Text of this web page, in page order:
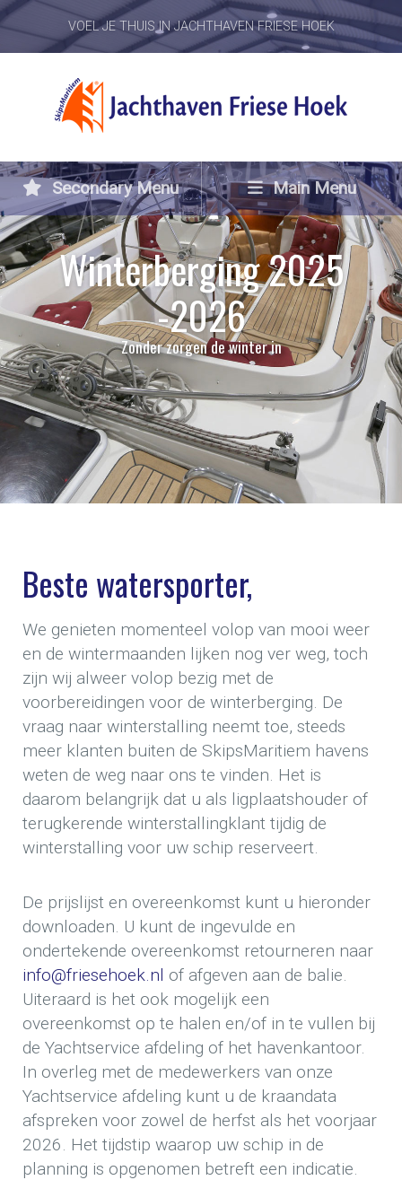
VOEL JE THUIS IN JACHTHAVEN FRIESE HOEK
Secondary Menu Main Menu
Winterberging 2025
-2026
Zonder zorgen de winter in
Beste watersporter,
We genieten momenteel volop van mooi weer
en de wintermaanden lijken nog ver weg, toch
zijn wij alweer volop bezig met de
voorbereidingen voor de winterberging. De
vraag naar winterstalling neemt toe, steeds
meer klanten buiten de SkipsMaritiem havens
weten de weg naar ons te vinden. Het is
daarom belangrijk dat u als ligplaatshouder of
terugkerende winterstallingklant tijdig de
winterstalling voor uw schip reserveert.
De prijslijst en overeenkomst kunt u hieronder
downloaden. U kunt de ingevulde en
ondertekende overeenkomst retourneren naar
info@friesehoek.nl of afgeven aan de balie.
Uiteraard is het ook mogelijk een
overeenkomst op te halen en/of in te vullen bij
de Yachtservice afdeling of het havenkantoor.
In overleg met de medewerkers van onze
Yachtservice afdeling kunt u de kraandata
afspreken voor zowel de herfst als het voorjaar
2026. Het tijdstip waarop uw schip in de
planning is opgenomen betreft een indicatie.